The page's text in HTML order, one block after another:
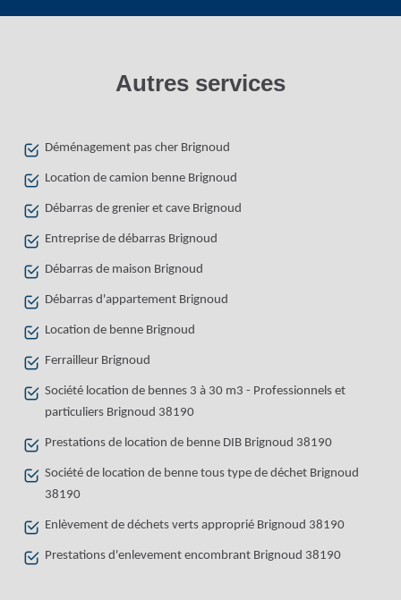
Autres services
Déménagement pas cher Brignoud
Location de camion benne Brignoud
Débarras de grenier et cave Brignoud
Entreprise de débarras Brignoud
Débarras de maison Brignoud
Débarras d'appartement Brignoud
Location de benne Brignoud
Ferrailleur Brignoud
Société location de bennes 3 à 30 m3 - Professionnels et
particuliers Brignoud 38190
Prestations de location de benne DIB Brignoud 38190
Société de location de benne tous type de déchet Brignoud
38190
Enlèvement de déchets verts approprié Brignoud 38190
Prestations d'enlevement encombrant Brignoud 38190